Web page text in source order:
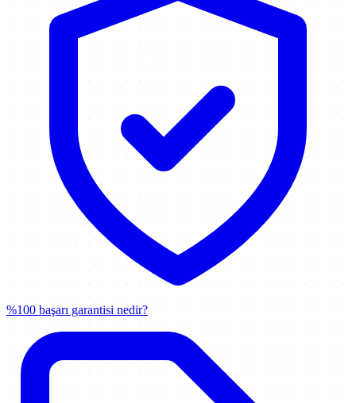
%100 başarı garantisi nedir?